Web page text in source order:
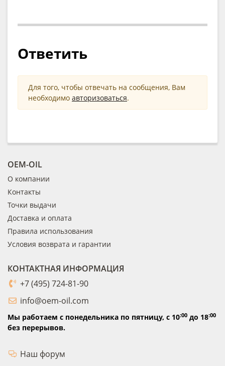
Ответить
Для того, чтобы отвечать на сообщения, Вам
необходимо авторизоваться.
OEM-OIL
О компании
Контакты
Точки выдачи
Доставка и оплата
Правила использования
Условия возврата и гарантии
КОНТАКТНАЯ ИНФОРМАЦИЯ
+7 (495) 724-81-90
info@oem-oil.com
Мы работаем с понедельника по пятницу, с 10:00 до 18:00
без перерывов.
Наш форум